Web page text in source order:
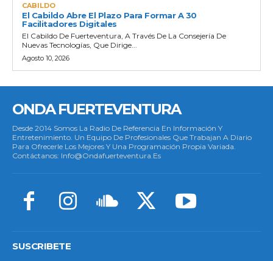
CABILDO
El Cabildo Abre El Plazo Para Formar A 30
Facilitadores Digitales
El Cabildo De Fuerteventura, A Través De La Consejería De
Nuevas Tecnologías, Que Dirige...
Agosto 10, 2026
ONDA FUERTEVENTURA
Desde 2014 Somos La Radio De Referencia En Información Y
Entretenimiento. Un Equipo De Profesionales Que Trabajan A Diario
Para Ofrecerle Los Mejores Y Una Programación Propia Variada.
Contáctanos: Info@ondafuerteventura.es
SUSCRIBETE